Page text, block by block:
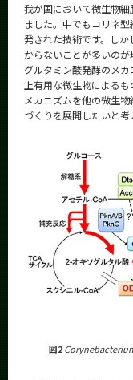
我が国において微生物
ました。中でもコリネ
発された技術です。し
からないことが多いの
グルタミン酸発酵のメ
上有用な微生物による
メカニズムを他の微生
づくりを展開したいと考
図2